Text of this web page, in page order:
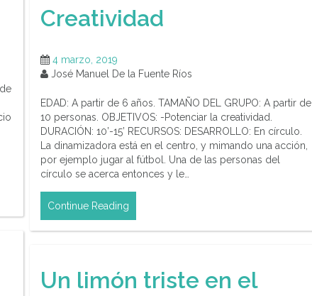
Creatividad
4 marzo, 2019
José Manuel De la Fuente Ríos
EDAD: A partir de 6 años. TAMAÑO DEL GRUPO: A partir de
10 personas. OBJETIVOS: -Potenciar la creatividad.
DURACIÓN: 10’-15’ RECURSOS: DESARROLLO: En círculo.
La dinamizadora está en el centro, y mimando una acción,
por ejemplo jugar al fútbol. Una de las personas del
círculo se acerca entonces y le…
Continue Reading
Un limón triste en el